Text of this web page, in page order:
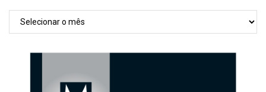
Arquivos